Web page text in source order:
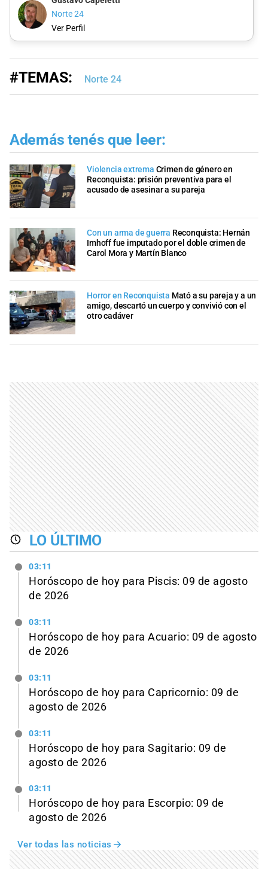
Norte 24
Ver Perfil
#TEMAS: Norte 24
Además tenés que leer:
Violencia extrema Crimen de género en
Reconquista: prisión preventiva para el
acusado de asesinar a su pareja
Con un arma de guerra Reconquista: Hernán
Imhoff fue imputado por el doble crimen de
Carol Mora y Martín Blanco
Horror en Reconquista Mató a su pareja y a un
amigo, descartó un cuerpo y convivió con el
otro cadáver
LO ÚLTIMO
03:11
Horóscopo de hoy para Piscis: 09 de agosto
de 2026
03:11
Horóscopo de hoy para Acuario: 09 de agosto
de 2026
03:11
Horóscopo de hoy para Capricornio: 09 de
agosto de 2026
03:11
Horóscopo de hoy para Sagitario: 09 de
agosto de 2026
03:11
Horóscopo de hoy para Escorpio: 09 de
agosto de 2026
Ver todas las noticias